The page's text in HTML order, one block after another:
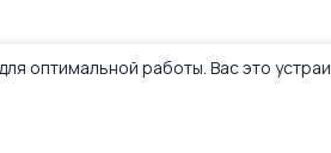
оптимальной работы. Вас это